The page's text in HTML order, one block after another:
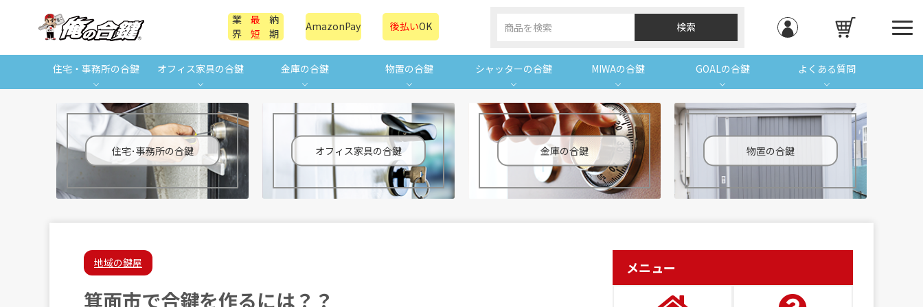
業
界
最
短
納
期
AmazonPay 後払いOK
住宅・事務所の合鍵 オフィス家具の合鍵 金庫の合鍵 物置の合鍵 シャッターの合鍵 MIWAの合鍵 GOALの合鍵 よくある質問
住宅･事務所の合鍵 オフィス家具の合鍵 金庫の合鍵 物置の合鍵
地域の鍵屋
箕面市で合鍵を作るには？？
メニュー